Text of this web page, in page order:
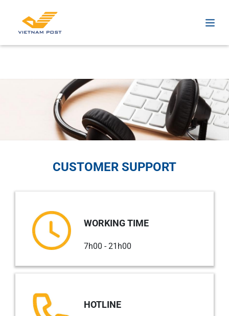
CUSTOMER SUPPORT
WORKING TIME
7h00 - 21h00
HOTLINE